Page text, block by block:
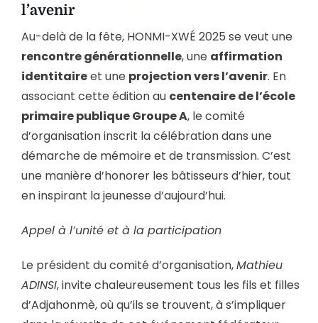
l’avenir
Au-delà de la fête, HONMI-XWÉ 2025 se veut une
rencontre générationnelle, une affirmation
identitaireet une projection vers l’avenir. En
associant cette édition au centenaire de l’école
primaire publique Groupe A, le comité
d’organisation inscrit la célébration dans une
démarche de mémoire et de transmission. C’est
une manière d’honorer les bâtisseurs d’hier, tout
en inspirant la jeunesse d’aujourd’hui.
Appel à l’unité et à la participation
Le président du comité d’organisation,Mathieu
ADINSI, invite chaleureusement tous les fils et filles
d’Adjahonmè, où qu’ils se trouvent, à s’impliquer